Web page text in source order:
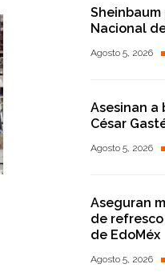
Sheinbaum
Nacional
Agosto 5, 2026
Asesinan a
César
Agosto 5, 2026
Aseguran
de
de EdoMéx
Agosto 5, 2026